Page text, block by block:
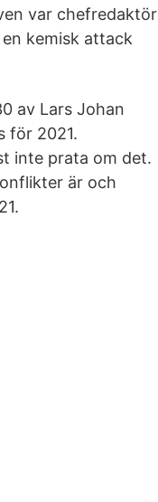
var chefredaktör
kemisk attack
av Lars Johan
för 2021.
inte prata om det.
är och